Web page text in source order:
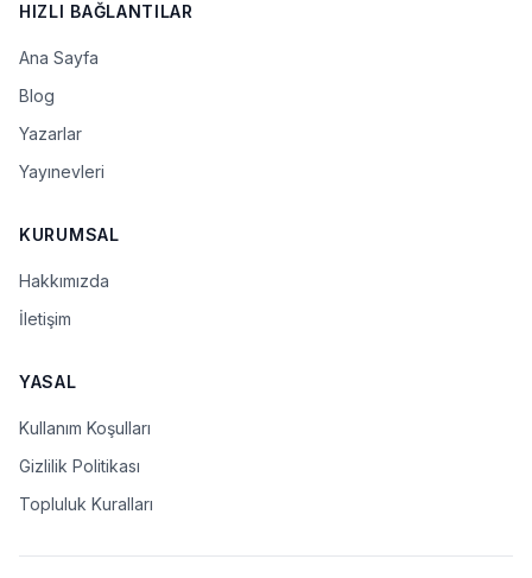
HIZLI BAĞLANTILAR
Ana Sayfa
Blog
Yazarlar
Yayınevleri
KURUMSAL
Hakkımızda
İletişim
YASAL
Kullanım Koşulları
Gizlilik Politikası
Topluluk Kuralları